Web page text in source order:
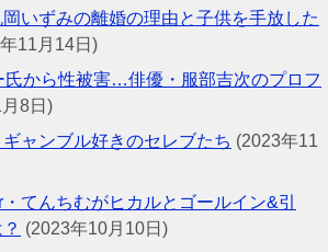
いずみの離婚の理由と子供を手放した
11月14日)
氏から性被害…俳優・服部吉次のプロフ
8日)
ャンブル好きのセレブたち (2023年11
・てんちむがヒカルとゴールイン&引
(2023年10月10日)